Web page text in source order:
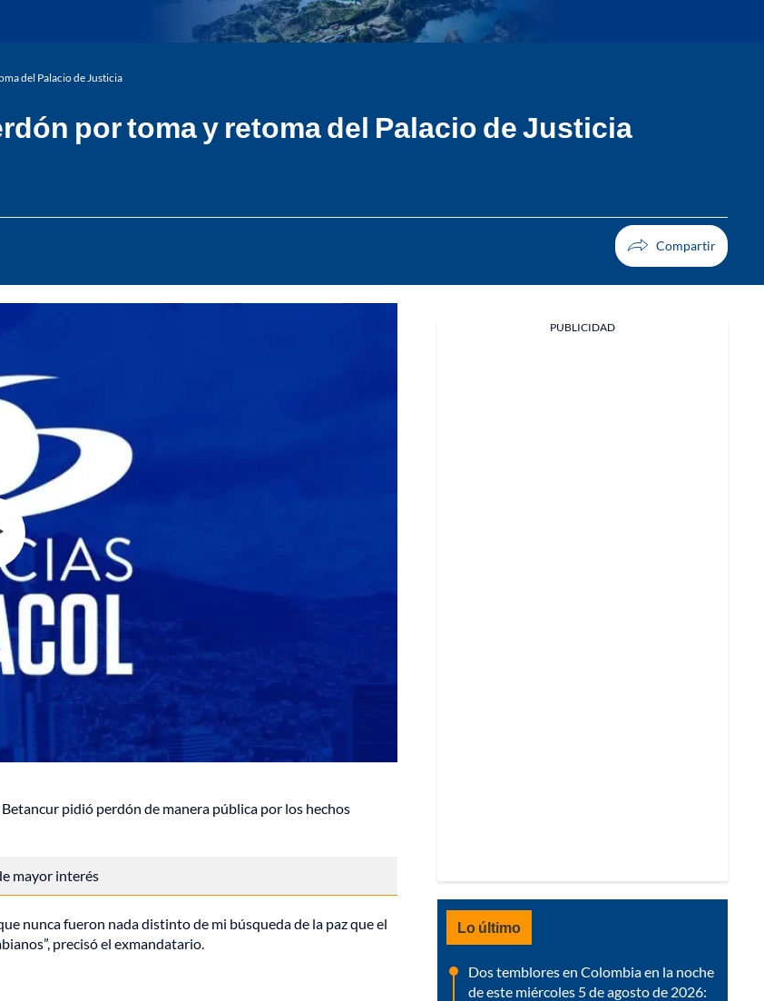
del Palacio de Justicia
por toma y retoma del Palacio de Justicia
pidió perdón de manera pública por los hechos
mayor interés
nunca fueron nada distinto de mi búsqueda de la paz que el
precisó el exmandatario.
PUBLICIDAD
Lo último
Dos temblores en Colombia en la noche
de este miércoles 5 de agosto de 2026: